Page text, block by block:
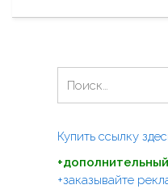
а
ь
"
а
е
з
я
о
к
т
:
Купить ссылку
+заказывайте